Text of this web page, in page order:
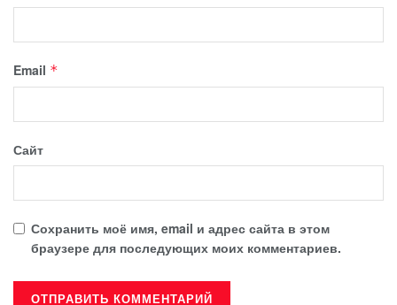
Email *
Сайт
Сохранить моё имя, email и адрес сайта в этом
браузере для последующих моих комментариев.